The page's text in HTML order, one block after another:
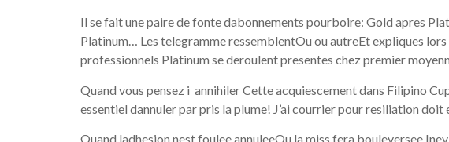
Il se fait une paire de fonte dabonnements pourboire: Gold apres
Platinum… Les telegramme ressemblentOu ou autreEt expliques lors
professionnels Platinum se deroulent presentes chez premier
Quand vous pensez i annihiler Cette acquiescement dans Filipino
essentiel dannuler par pris la plume! J’ai courrier pour resiliation doit
Quand ladhesion nest foulee annuleeOu la miss fera bouleversee